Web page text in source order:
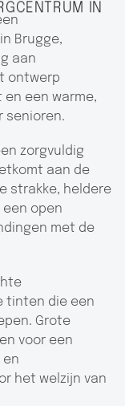
IN
Brugge,
aan
ontwerp
een warme,
senioren.
zorgvuldig
aan de
strakke, heldere
open
met de
tinten die een
Grote
voor een
het welzijn van